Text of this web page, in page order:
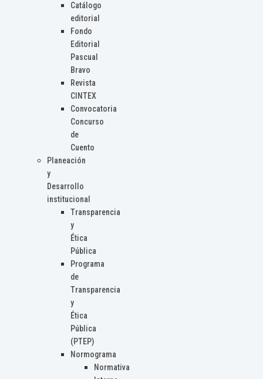
Catálogo
editorial
Fondo
Editorial
Pascual
Bravo
Revista
CINTEX
Convocatoria
Concurso
de
Cuento
Planeación
y
Desarrollo
institucional
Transparencia
y
Ética
Pública
Programa
de
Transparencia
y
Ética
Pública
(PTEP)
Normograma
Normativa